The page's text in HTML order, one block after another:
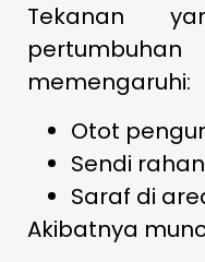
Tekanan
memengaruhi:
Otot
Sendi
Saraf di
Akibatnya